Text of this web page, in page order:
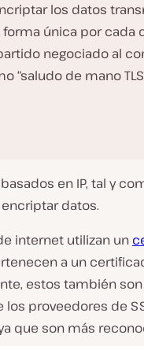
los datos
única por cada
negociado al
“saludo de mano
en IP, tal y
encriptar datos.
internet utilizan un
a un
estos también
los proveedores de
que son más